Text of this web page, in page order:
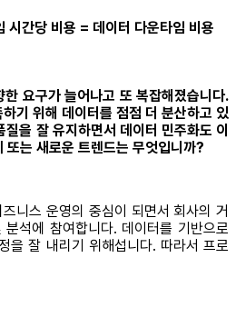
간당 비용 = 데이터 다운타임 비용
요구가 늘어나고 또 복잡해졌습니다.
기 위해 데이터를 점점 더 분산하고 있
을 잘 유지하면서 데이터 민주화도 이
또는 새로운 트렌드는 무엇입니까?
즈니스 운영의 중심이 되면서 회사의 거
석에 참여합니다. 데이터를 기반으로
을 잘 내리기 위해섭니다. 따라서 프로